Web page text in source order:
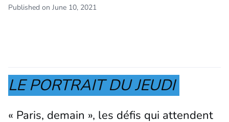
Published on June 10, 2021
LE PORTRAIT DU JEUDI
« Paris, demain », les défis qui attendent